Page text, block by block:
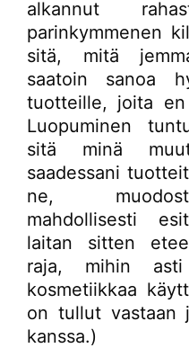
alkannut
parinkymmenen
sitä, mitä
saatoin sanoa
tuotteille, joita
Luopuminen
sitä minä
saadessani
ne,
mahdollisesti
laitan sitten
raja, mihin
kosmetiikkaa
on tullut vastaan
kanssa.)